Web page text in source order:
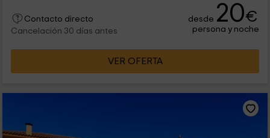
Contacto directo
Cancelación 30 días antes
desde 20€
persona y noche
VER OFERTA